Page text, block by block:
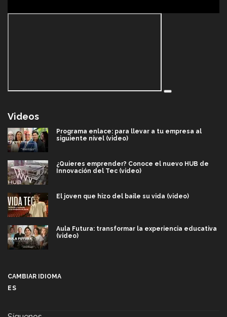
Videos
Programa enlace: para llevar a tu empresa al
siguiente nivel (video)
¿Quieres emprender? Conoce el nuevo HUB de
Innovación del Tec (video)
El joven que hizo del baile su vida (video)
Aula Futura: transformar la experiencia educativa
(video)
CAMBIAR IDIOMA
ES